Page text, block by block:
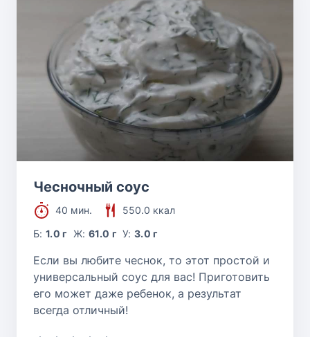
Чесночный соус
40 мин.
550.0 ккал
Б:1.0 г Ж: 61.0 г У:3.0 г
Если вы любите чеснок, то этот простой и
универсальный соус для вас! Приготовить
его может даже ребенок, а результат
всегда отличный!